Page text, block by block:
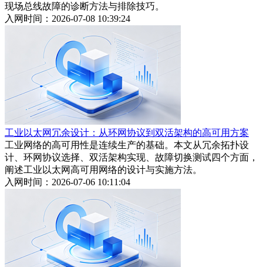
现场总线故障的诊断方法与排除技巧。
入网时间：2026-07-08 10:39:24
工业以太网冗余设计：从环网协议到双活架构的高可用方案
工业网络的高可用性是连续生产的基础。本文从冗余拓扑设
计、环网协议选择、双活架构实现、故障切换测试四个方面，
阐述工业以太网高可用网络的设计与实施方法。
入网时间：2026-07-06 10:11:04